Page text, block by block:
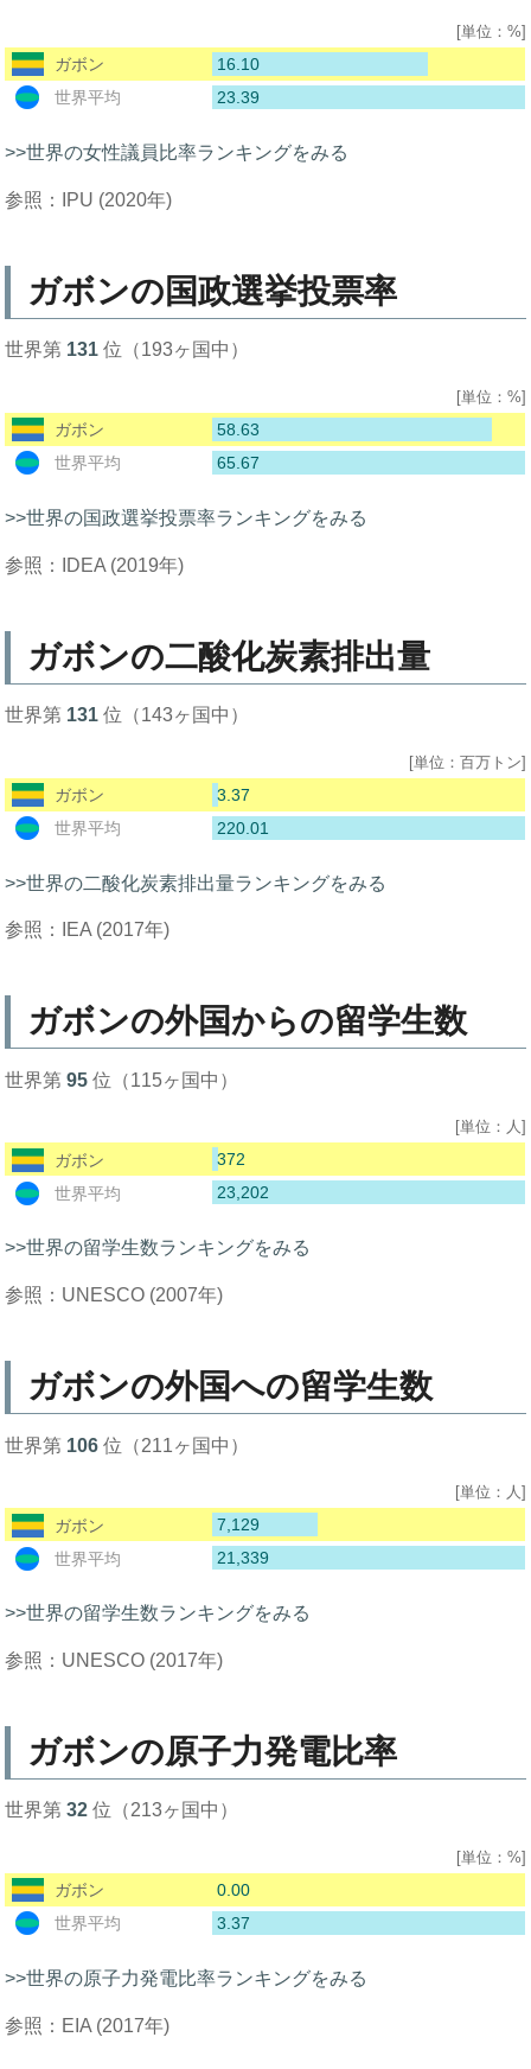
[単位：%]
ガボン
16.10
世界平均
23.39
>>世界の女性議員比率ランキングをみる
参照：IPU (2020年)
ガボンの国政選挙投票率
世界第 131 位（193ヶ国中）
[単位：%]
ガボン
58.63
世界平均
65.67
>>世界の国政選挙投票率ランキングをみる
参照：IDEA (2019年)
ガボンの二酸化炭素排出量
世界第 131 位（143ヶ国中）
[単位：百万トン]
ガボン
3.37
世界平均
220.01
>>世界の二酸化炭素排出量ランキングをみる
参照：IEA (2017年)
ガボンの外国からの留学生数
世界第95 位（115ヶ国中）
[単位：人]
ガボン
372
世界平均
23,202
>>世界の留学生数ランキングをみる
参照：UNESCO (2007年)
ガボンの外国への留学生数
世界第 106 位（211ヶ国中）
[単位：人]
ガボン
7,129
世界平均
21,339
>>世界の留学生数ランキングをみる
参照：UNESCO (2017年)
ガボンの原子力発電比率
世界第32 位（213ヶ国中）
[単位：%]
ガボン
0.00
世界平均
3.37
>>世界の原子力発電比率ランキングをみる
参照：EIA (2017年)